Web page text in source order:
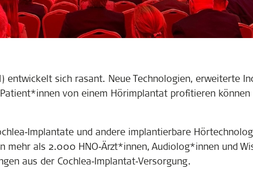
entwickelt sich rasant. Neue Technologien, erweiterte
von einem Hörimplantat profitieren
und andere implantierbare
mehr als 2.000 HNO‑Ärzt*innen, Audiolog*innen und
aus der Cochlea‑Implantat‑Versorgung.